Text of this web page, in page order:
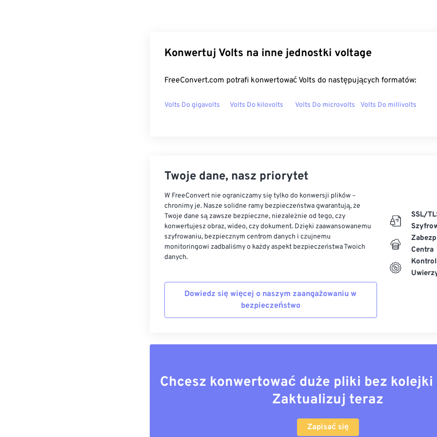
Konwertuj Volts na inne jednostki voltage
FreeConvert.com potrafi konwertować Volts do następujących formatów:
Volts Do gigavolts Volts Do kilovolts Volts Do microvolts Volts Do millivolts
Twoje dane, nasz priorytet
W FreeConvert nie ograniczamy się tylko do konwersji plików –
chronimy je. Nasze solidne ramy bezpieczeństwa gwarantują, że
Twoje dane są zawsze bezpieczne, niezależnie od tego, czy
konwertujesz obraz, wideo, czy dokument. Dzięki zaawansowanemu
szyfrowaniu, bezpiecznym centrom danych i czujnemu
monitoringowi zadbaliśmy o każdy aspekt bezpieczeństwa Twoich
danych.
Dowiedz się więcej o naszym zaangażowaniu w
bezpieczeństwo
SSL/
Centra
Chcesz konwertować duże pliki bez
Zaktualizuj teraz
Zapisać się